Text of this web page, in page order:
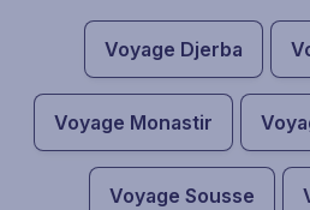
Voyage Djerba
Voyage Monastir
Voyage Sousse